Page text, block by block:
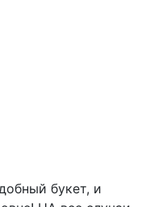
букет, и